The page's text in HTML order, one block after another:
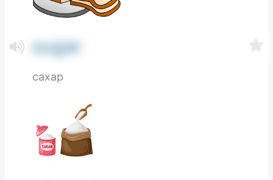
sugar
сахар